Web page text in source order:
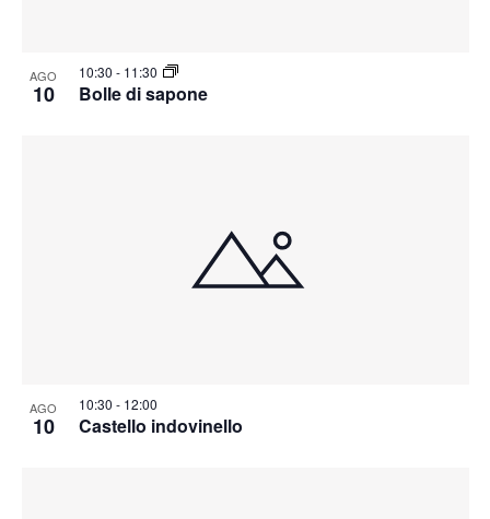
AGO
10 Bolle di sapone
10:30 - 11:30
AGO
10 Castello indovinello
10:30 - 12:00